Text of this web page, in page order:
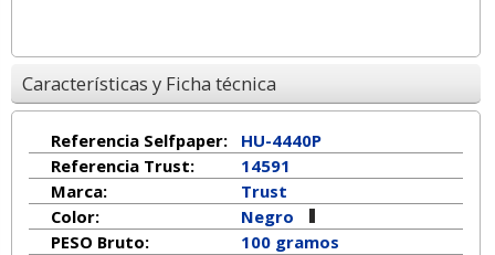
Características y Ficha técnica
Referencia Selfpaper:
HU-4440P
Referencia Trust:
14591
Marca:
Trust
Color:
Negro
PESO Bruto:
100 gramos